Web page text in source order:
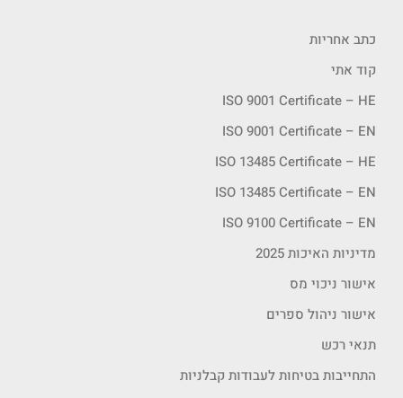
כתב אחריות
קוד אתי
ISO 9001 Certificate – HE
ISO 9001 Certificate – EN
ISO 13485 Certificate – HE
ISO 13485 Certificate – EN
ISO 9100 Certificate – EN
מדיניות האיכות 2025
אישור ניכוי מס
אישור ניהול ספרים
תנאי רכש
התחייבות בטיחות לעבודות קבלניות